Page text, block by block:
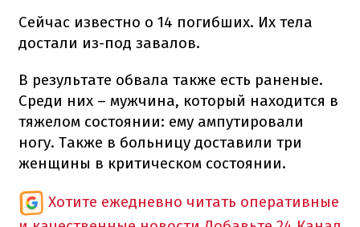
Сейчас известно о 14 погибших. Их тела
достали из-под завалов.
В результате обвала также есть раненые.
Среди них – мужчина, который находится в
тяжелом состоянии: ему ампутировали
ногу. Также в больницу доставили три
женщины в критическом состоянии.
Хотите ежедневно читать оперативные